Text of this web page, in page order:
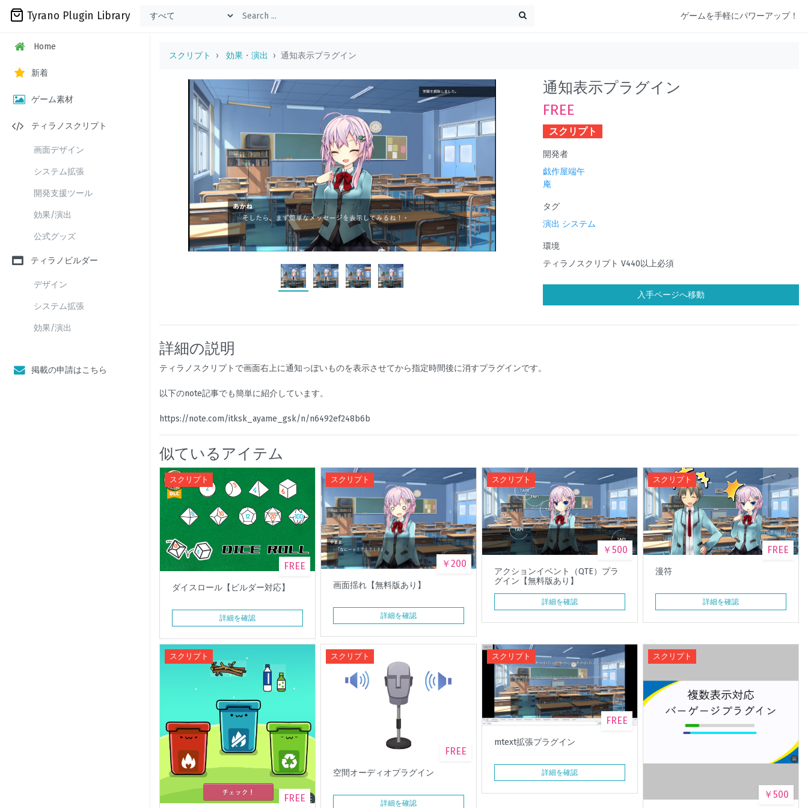
Tyrano Plugin Library ゲームを手軽にパワーアップ！
Home
新着
ゲーム素材
ティラノスクリプト
画面デザイン
システム拡張
開発支援ツール
効果/演出
公式グッズ
ティラノビルダー
デザイン
システム拡張
効果/演出
掲載の申請はこちら
スクリプト 効果・演出 通知表示プラグイン
通知表示プラグイン
FREE
スクリプト
開発者
戯作屋端午
庵
タグ
演出 システム
環境
ティラノスクリプト V440以上必須
入手ページへ移動
詳細の説明
ティラノスクリプトで画面右上に通知っぽいものを表示させてから指定時間後に消すプラグインです。
以下のnote記事でも簡単に紹介しています。
https://note.com/itksk_ayame_gsk/n/n6492ef248b6b
似ているアイテム
スクリプト
FREE
ダイスロール【ビルダー対応】
詳細を確認
スクリプト
￥200
画面揺れ【無料版あり】
詳細を確認
スクリプト
￥500
アクションイベント（QTE）プラ
グイン【無料版あり】
詳細を確認
スクリプト
FREE
漫符
詳細を確認
スクリプト
FREE
スクリプト
FREE
空間オーディオプラグイン
詳細を確認
スクリプト
FREE
mtext拡張プラグイン
詳細を確認
スクリプト
￥500